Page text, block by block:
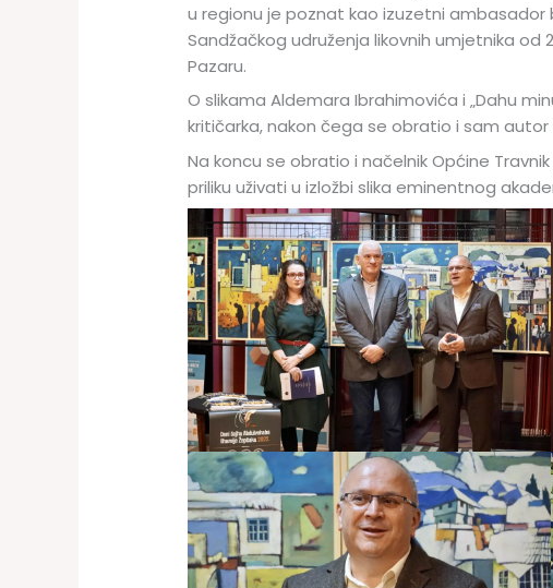
u regionu je poznat kao izuzetni ambasador
Sandžačkog udruženja likovnih umjetnika od
Pazaru.
O slikama Aldemara Ibrahimovića i „Dahu
kritičarka, nakon čega se obratio i sam
Na koncu se obratio i načelnik Općine
priliku uživati u izložbi slika eminentnog